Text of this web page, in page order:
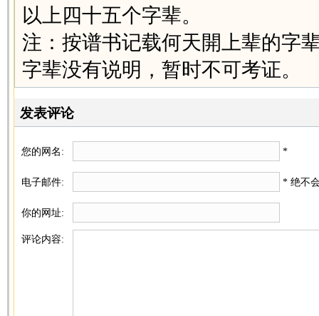
以上四十五个字辈。
注：按谱书记载何天開上辈的字
字辈没有说明，暂时不可考证。
发表评论
您的网名: *
电子邮件: * 绝不
你的网址:
评论内容: